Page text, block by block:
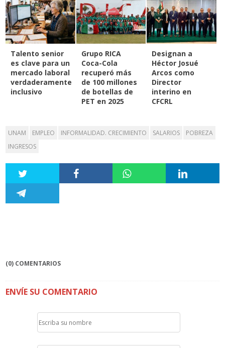
Talento senior
es clave para un
mercado laboral
verdaderamente
inclusivo
Grupo RICA
Coca-Cola
recuperó más
de 100 millones
de botellas de
PET en 2025
Designan a
Héctor Josué
Arcos como
Director
interino en
CFCRL
UNAM EMPLEO INFORMALIDAD. CRECIMIENTO SALARIOS
POBREZA
INGRESOS
(0) COMENTARIOS
ENVÍE SU COMENTARIO